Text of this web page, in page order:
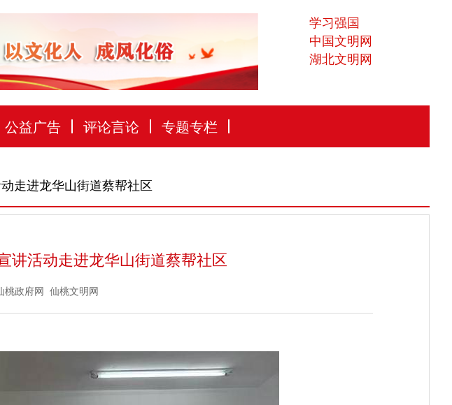
学习强国
中国文明网
湖北文明网
公益广告 评论言论 专题专栏
走进龙华山街道蔡帮社区
讲活动走进龙华山街道蔡帮社区
桃政府网 仙桃文明网